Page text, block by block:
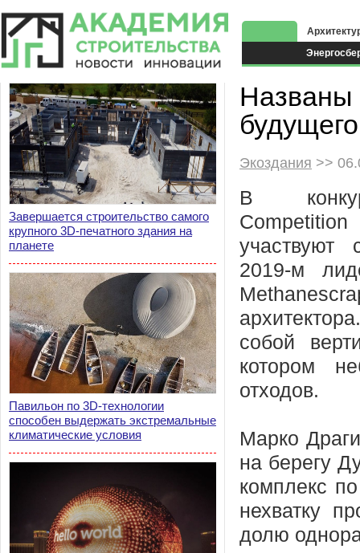
Завершается строительство самого
крупного 3D-печатного здания на
планете
Павильон по 3D-технологии
способен выдержать экстремальные
климатические условия
Названы
будущего
Экоздания >>
В
участвуют
2019-м
собой
котором
отходов.
Марко
на берегу
комплекс
нехватку
долю